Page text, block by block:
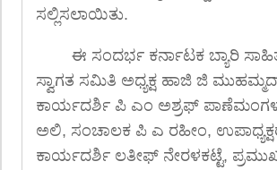
ಸಲ್ಲಿಸಲಾಯಿತು.
ಈ ಸಂದರ್ಭ ಕರ್ನಾಟಕ ಬ್ಯಾರಿ
ಸ್ವಾಗತ ಸಮಿತಿ ಅಧ್ಯಕ್ಷ ಹಾಜಿ ಜಿ
ಕಾರ್ಯದರ್ಶಿ ಪಿ ಎಂ ಅಶ್ರಫ್
ಅಲಿ, ಸಂಚಾಲಕ ಪಿ ಎ ರಹೀಂ,
ಕಾರ್ಯದರ್ಶಿ ಲತೀಫ್ ನೇರಳಕಟ್ಟೆ,